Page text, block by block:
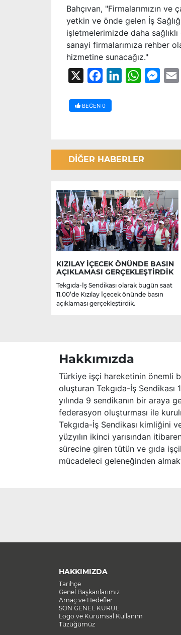
Bahçıvan, "Firmalarımızın
yetkin ve önde gelen İş
işletmelerimizde daha
sanayi firmalarımıza rehber
hizmetine sunacağız."
FacebookLinkedInWhatsApp
BEĞEN 0
DİĞER HABERLER
KIZILAY İÇECEK ÖNÜNDE BASIN
AÇIKLAMASI GERÇEKLEŞTİRDİK
Tekgıda-İş Sendikası olarak bugün saat
11.00’de Kızılay İçecek önünde basın
açıklaması gerçekleştirdik.
Hakkımızda
Türkiye işçi hareketinin önemli
oluşturan Tekgıda-İş Sendikası
yılında 9 sendikanın bir araya
federasyon oluşturması ile
Tekgıda-İş Sendikası kimliğini
yüzyılın ikinci yarısından
sürecine giren tütün ve gıda
mücadeleci geleneğinden
HAKKIMIZDA
Tarihçe
Genel Başkanlarımız
Amaç ve Hedefler
SON GENEL KURUL
Logo ve Kurumsal Kullanım
Tüzüğümüz